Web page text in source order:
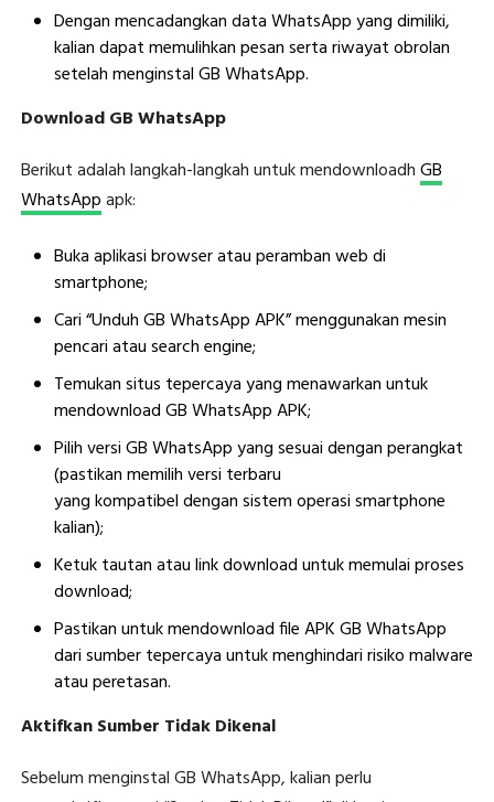
Dengan mencadangkan data WhatsApp yang dimiliki,
kalian dapat memulihkan pesan serta riwayat obrolan
setelah menginstal GB WhatsApp.
Download GB WhatsApp
Berikut adalah langkah-langkah untuk mendownloadhGB
WhatsAppapk:
Buka aplikasi browser atau peramban web di
smartphone;
Cari “Unduh GB WhatsApp APK” menggunakan mesin
pencari atau search engine;
Temukan situs tepercaya yang menawarkan untuk
mendownload GB WhatsApp APK;
Pilih versi GB WhatsApp yang sesuai dengan perangkat
(pastikan memilih versi terbaru
yang kompatibel dengan sistem operasi smartphone
kalian);
Ketuk tautan atau link download untuk memulai proses
download;
Pastikan untuk mendownload file APK GB WhatsApp
dari sumber tepercaya untuk menghindari risiko malware
atau peretasan.
Aktifkan Sumber Tidak Dikenal
Sebelum menginstal GB WhatsApp, kalian perlu